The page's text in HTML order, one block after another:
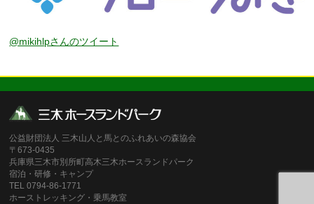
@mikihlpさんのツイート
公益財団法人 三木山人と馬とのふれあいの森協会
〒673-0435
兵庫県三木市別所町高木三木ホースランドパーク
宿泊・研修・キャンプ
TEL 0794-86-1771
ホーストレッキング・乗馬教室